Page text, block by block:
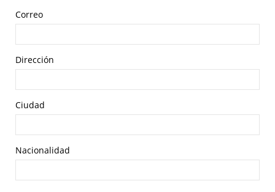
Correo
Dirección
Ciudad
Nacionalidad